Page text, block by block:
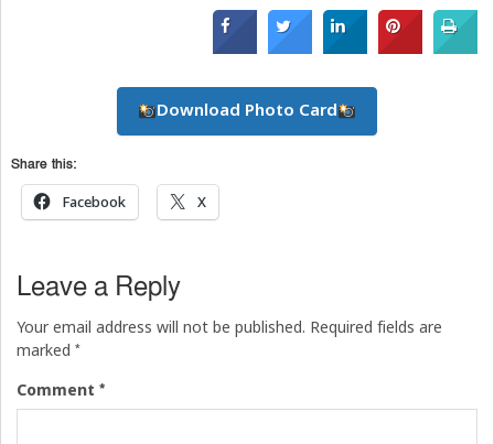
Download Photo Card
Share this:
Facebook X
Leave a Reply
Your email address will not be published. Required fields are
marked *
Comment *